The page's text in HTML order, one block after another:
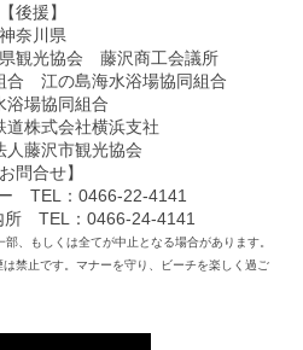
【後援】
神奈川県
観光協会 藤沢商工会議所
合 江の島海水浴場協同組合
浴場協同組合
道株式会社横浜支社
人藤沢市観光協会
お問合せ】
ー TEL：0466-22-4141
所 TEL：0466-24-4141
、もしくは全てが中止となる場合があります。
禁止です。マナーを守り、ビーチを楽しく過ご